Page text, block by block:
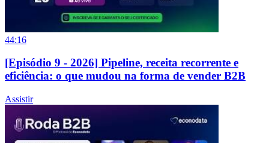
44:16
[Episódio 9 - 2026] Pipeline, receita recorrente e
eficiência: o que mudou na forma de vender B2B
Assistir